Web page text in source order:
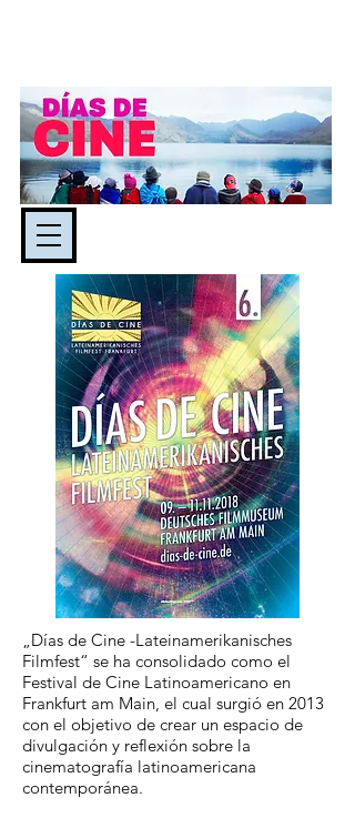
„Días de Cine -Lateinamerikanisches
Filmfest“ se ha consolidado como el
Festival de Cine Latinoamericano en
Frankfurt am Main, el cual surgió en 2013
con el objetivo de crear un espacio de
divulgación y reflexión sobre la
cinematografía latinoamericana
contemporánea.